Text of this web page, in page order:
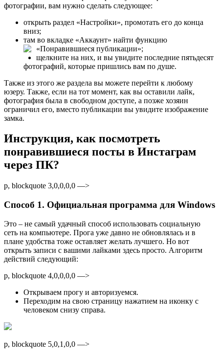
фотографии, вам нужно сделать следующее:
открыть раздел «Настройки», промотать его до конца
вниз;
там во вкладке «Аккаунт» найти функцию
«Понравившиеся публикации»;
щелкните на них, и вы увидите последние пятьдесят
фотографий, которые пришлись вам по душе.
Также из этого же раздела вы можете перейти к любому
юзеру. Также, если на тот момент, как вы оставили лайк,
фотография была в свободном доступе, а позже хозяин
ограничил его, вместо публикации вы увидите изображение
замка.
Инструкция, как посмотреть
понравившиеся посты в Инстаграм
через ПК?
p, blockquote 3,0,0,0,0 —>
Способ 1. Официальная программа для Windows
Это – не самый удачный способ использовать социальную
сеть на компьютере. Прога уже давно не обновлялась и в
плане удобства тоже оставляет желать лучшего. Но вот
открыть записи с вашими лайками здесь просто. Алгоритм
действий следующий:
p, blockquote 4,0,0,0,0 —>
Открываем прогу и авторизуемся.
Переходим на свою страницу нажатием на иконку с
человеком снизу справа.
p, blockquote 5,0,1,0,0 —>